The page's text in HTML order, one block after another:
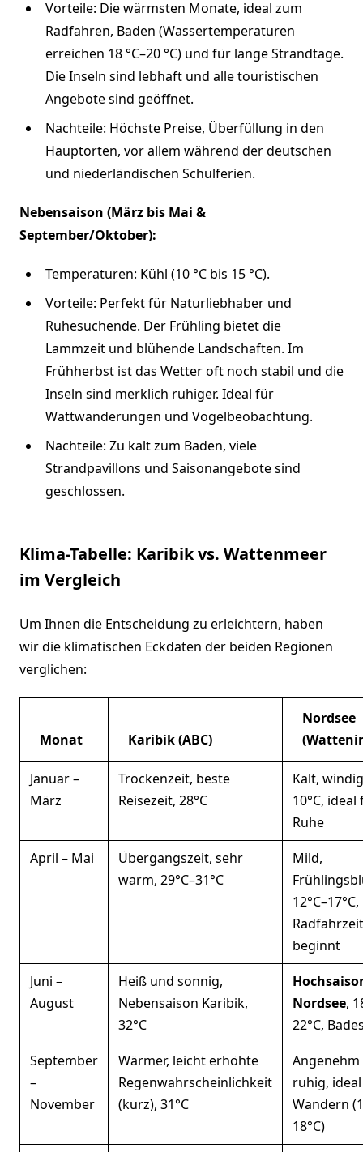
Vorteile: Die wärmsten Monate, ideal zum
Radfahren, Baden (Wassertemperaturen
erreichen 18 °C–20 °C) und für lange Strandtage.
Die Inseln sind lebhaft und alle touristischen
Angebote sind geöffnet.
Nachteile: Höchste Preise, Überfüllung in den
Hauptorten, vor allem während der deutschen
und niederländischen Schulferien.
Nebensaison (März bis Mai &
September/Oktober):
Temperaturen: Kühl (10 °C bis 15 °C).
Vorteile: Perfekt für Naturliebhaber und
Ruhesuchende. Der Frühling bietet die
Lammzeit und blühende Landschaften. Im
Frühherbst ist das Wetter oft noch stabil und die
Inseln sind merklich ruhiger. Ideal für
Wattwanderungen und Vogelbeobachtung.
Nachteile: Zu kalt zum Baden, viele
Strandpavillons und Saisonangebote sind
geschlossen.
Klima-Tabelle: Karibik vs. Wattenmeer
im Vergleich
Um Ihnen die Entscheidung zu erleichtern, haben
wir die klimatischen Eckdaten der beiden Regionen
verglichen:
Monat Karibik (ABC)
Nordsee
Januar –
März
Trockenzeit, beste
Reisezeit, 28°C
Kalt,
10°C, ideal
Ruhe
April – Mai
Übergangszeit, sehr
warm, 29°C–31°C
Mild,
12°C–17°C,
Radfahrzeit
beginnt
Juni –
August
Heiß und sonnig,
Nebensaison Karibik,
32°C
Nordsee,
22°C,
September
–
November
Wärmer, leicht erhöhte
Regenwahrscheinlichkeit
(kurz), 31°C
ruhig,
Wandern
18°C)